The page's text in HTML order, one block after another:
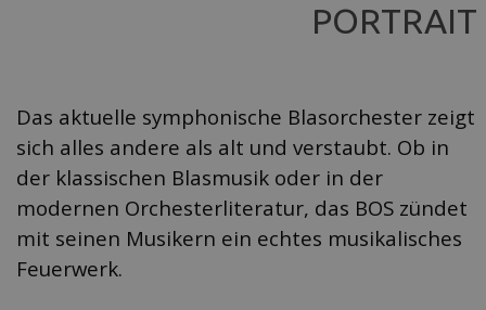
PORTRAIT
Das aktuelle symphonische Blasorchester zeigt
sich alles andere als alt und verstaubt. Ob in
der klassischen Blasmusik oder in der
modernen Orchesterliteratur, das BOS zündet
mit seinen Musikern ein echtes musikalisches
Feuerwerk.